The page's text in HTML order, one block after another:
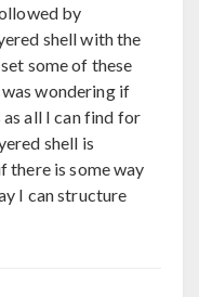
by
shell with the
some of these
wondering if
all I can find for
shell is
there is some way
I can structure